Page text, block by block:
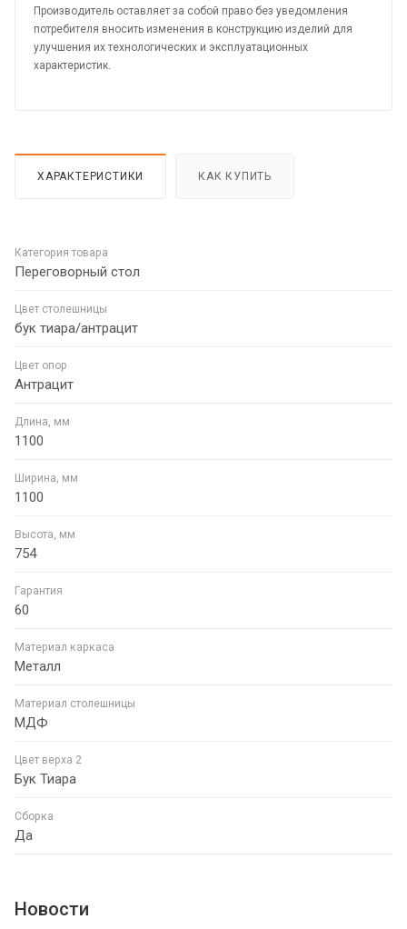
Производитель оставляет за собой право без уведомления
потребителя вносить изменения в конструкцию изделий для
улучшения их технологических и эксплуатационных
характеристик.
ХАРАКТЕРИСТИКИ КАК КУПИТЬ
Категория товара
Переговорный стол
Цвет столешницы
бук тиара/антрацит
Цвет опор
Антрацит
Длина, мм
1100
Ширина, мм
1100
Высота, мм
754
Гарантия
60
Материал каркаса
Металл
Материал столешницы
МДФ
Цвет верха 2
Бук Тиара
Сборка
Да
Новости